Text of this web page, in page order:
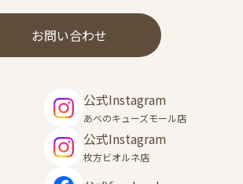
お問い合わせ
公式Instagram
あべのキューズモール店
公式Instagram
枚方ビオルネ店